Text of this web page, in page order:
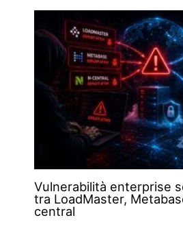
Vulnerabilità enterprise
tra LoadMaster,
central